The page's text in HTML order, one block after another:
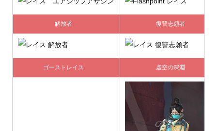
解放者 復讐志願者
ゴーストレイス 虚空の深淵